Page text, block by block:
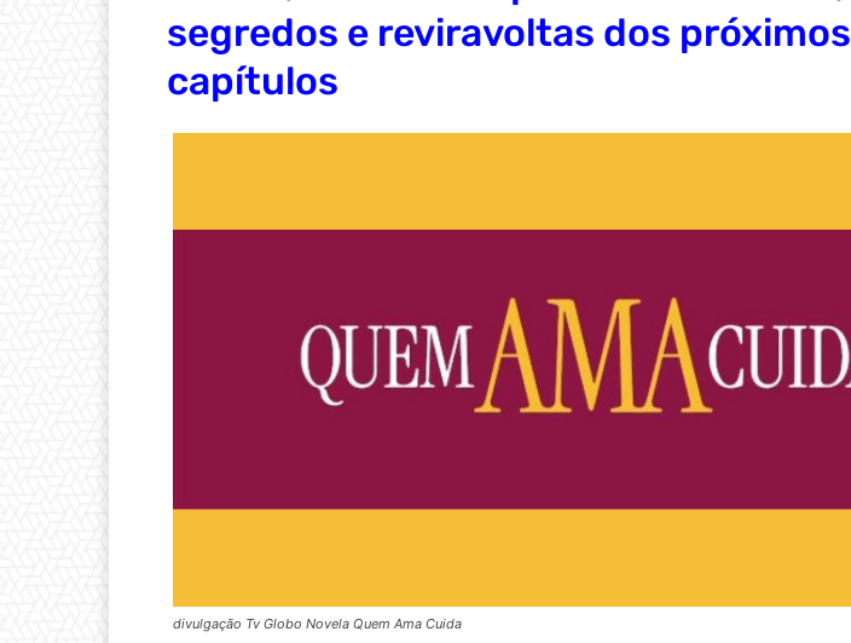
segredos e reviravoltas dos próximos
capítulos
divulgação Tv Globo Novela Quem Ama Cuida